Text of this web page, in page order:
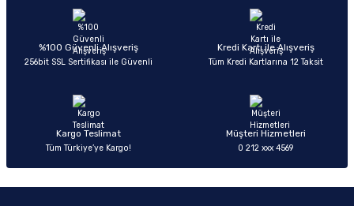
Ürün açıklamasında eksik bilgiler bulunuyor.
Ürün bilgilerinde hatalar bulunuyor.
Ürün fiyatı diğer sitelerden daha pahalı.
%100 Güvenli Alışveriş
256bit SSL Sertifikası ile Güvenli
Kredi Kartı ile Alışveriş
Tüm Kredi Kartlarına 12 Taksit
Kargo Teslimat
Tüm Türkiye’ye Kargo!
Müşteri Hizmetleri
0 212 xxx 4569